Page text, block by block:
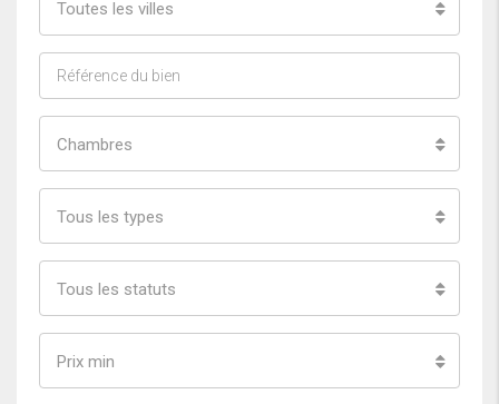
Toutes les villes
Chambres
Tous les types
Tous les statuts
Prix min